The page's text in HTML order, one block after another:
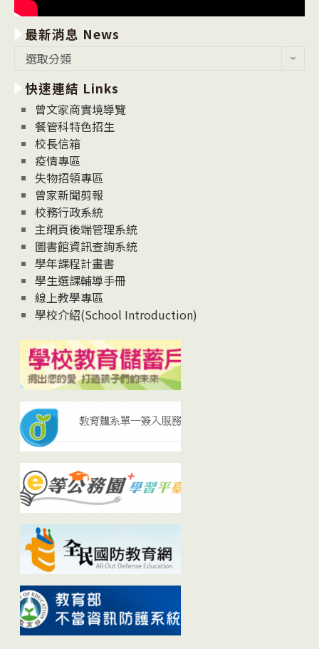
最新消息 News
消
息
News
選取分類
快速連結 Links
曾文家商實境導覽
餐管科特色招生
校長信箱
疫情專區
失物招領專區
曾家新聞剪報
校務行政系統
主網頁後端管理系統
圖書館資訊查詢系統
學年課程計畫書
學生選課輔導手冊
線上教學專區
學校介紹(School Introduction)